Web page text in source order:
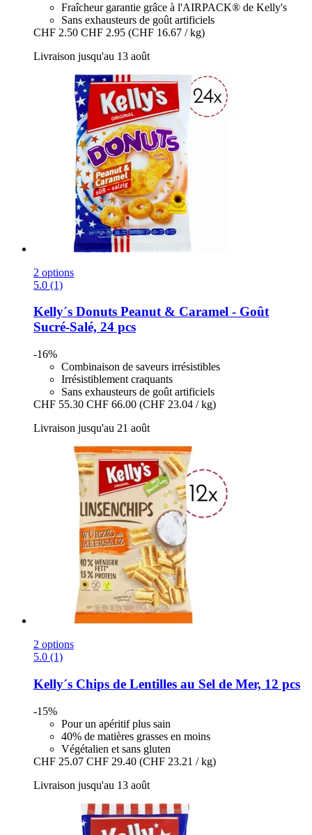
Fraîcheur garantie grâce à l'AIRPACK® de Kelly's
Sans exhausteurs de goût artificiels
CHF 2.50 CHF 2.95 (CHF 16.67 / kg)
Livraison jusqu'au 13 août
2 options
5.0 (1)
Kelly´s Donuts Peanut & Caramel -​ Goût
Sucré-​Salé, 24 pcs
-16%
Combinaison de saveurs irrésistibles
Irrésistiblement craquants
Sans exhausteurs de goût artificiels
CHF 55.30 CHF 66.00 (CHF 23.04 / kg)
Livraison jusqu'au 21 août
2 options
5.0 (1)
Kelly´s Chips de Lentilles au Sel de Mer, 12 pcs
-15%
Pour un apéritif plus sain
40% de matières grasses en moins
Végétalien et sans gluten
CHF 25.07 CHF 29.40 (CHF 23.21 / kg)
Livraison jusqu'au 13 août